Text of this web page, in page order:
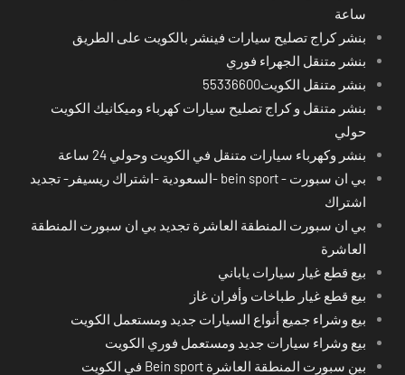
ساعة
بنشر كراج تصليح سيارات فينشر بالكويت على الطريق
بنشر متنقل الجهراء فوري
بنشر متنقل الكويت55336600
بنشر متنقل و كراج تصليح سيارات كهرباء وميكانيك الكويت
حولي
بنشر وكهرباء سيارات متنقل في الكويت وحولي 24 ساعة
بي ان سبورت - bein sport -السعودية -اشتراك ريسيفر- تجديد
اشتراك
بي ان سبورت المنطقة العاشرة تجديد بي ان سبورت المنطقة
العاشرة
بيع قطع غيار سيارات ياباني
بيع قطع غيار طباخات وأفران غاز
بيع وشراء جميع أنواع السيارات جديد ومستعمل الكويت
بيع وشراء سيارات جديد ومستعمل فوري الكويت
بين سبورت المنطقة العاشرة Bein sport في الكويت